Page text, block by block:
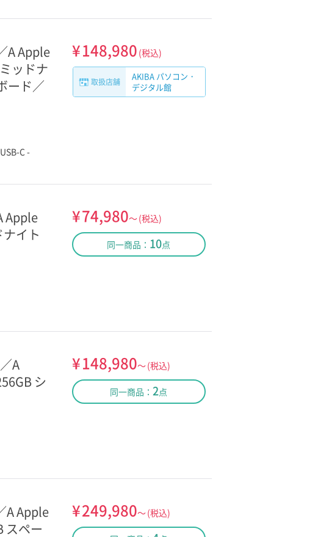
A Apple
ッドナ
ード／
C -
¥148,980 (税込)
取扱店舗
AKIBA パソコン・
デジタル館
Apple
イト
¥74,980～(税込)
同一商品： 10点
A
シ
¥148,980～(税込)
同一商品： 2点
A Apple
スペー
¥249,980～(税込)